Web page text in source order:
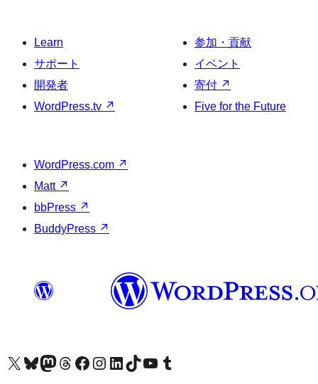
Learn
サポート
開発者
WordPress.tv ↗
参加・貢献
イベント
寄付 ↗
Five for the Future
WordPress.com ↗
Matt ↗
bbPress ↗
BuddyPress ↗
X (旧 Twitter) アカウントへBluesky アカウントへMastodon アカウントへThreads アカウントへ Facebook ページへInstagram アカウントへ LinkedIn アカウントへTikTok アカウントへYouTube チャンネルへ Tumblr アカウントへ